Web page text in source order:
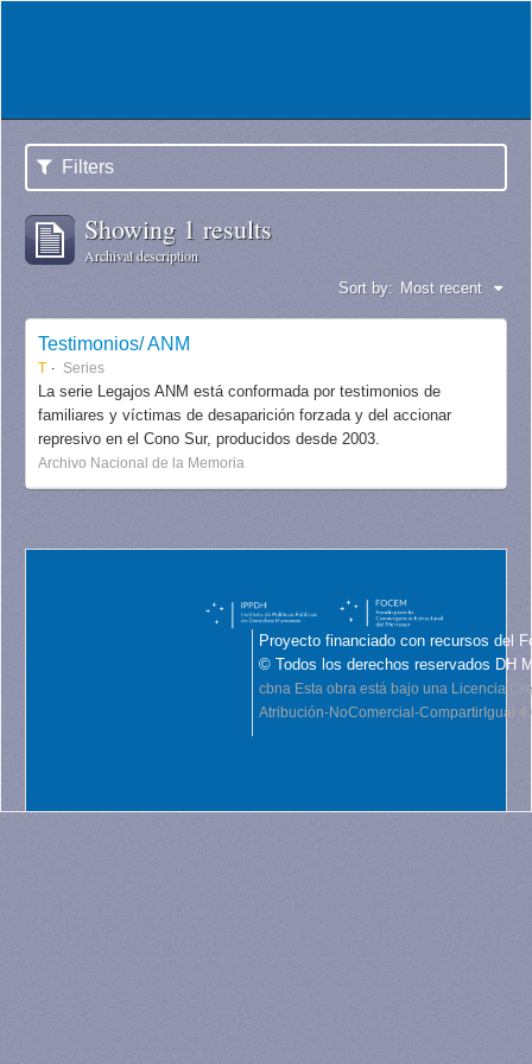
Filters
Showing 1 results
Archival description
Sort by: Most recent
Testimonios/ ANM
T Series
La serie Legajos ANM está conformada por testimonios de
familiares y víctimas de desaparición forzada y del accionar
represivo en el Cono Sur, producidos desde 2003.
Archivo Nacional de la Memoria
Proyecto financiado con recursos del
© Todos los derechos reservados DH
cbna Esta obra está bajo una Licencia
Atribución-NoComercial-CompartirIgual